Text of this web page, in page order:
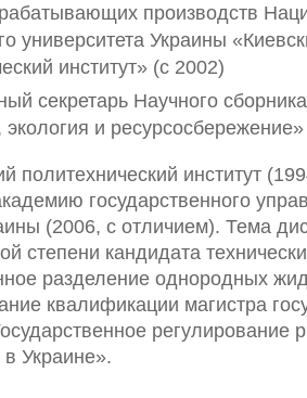
производств
университета Украины
институт» (с 2002)
секретарь Научного
и
политехнический институт
государственного
(2006, с отличием). Тема
степени кандидата
разделение однородных
квалификации магистра
регулирование
Украине».